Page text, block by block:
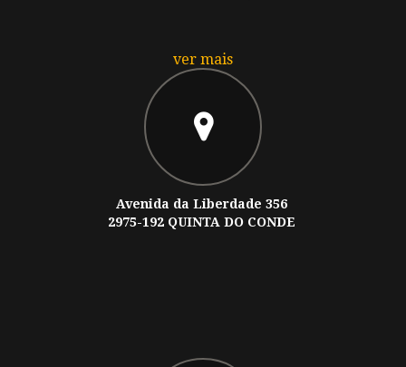
ver mais
Avenida da Liberdade 356
2975-192 QUINTA DO CONDE